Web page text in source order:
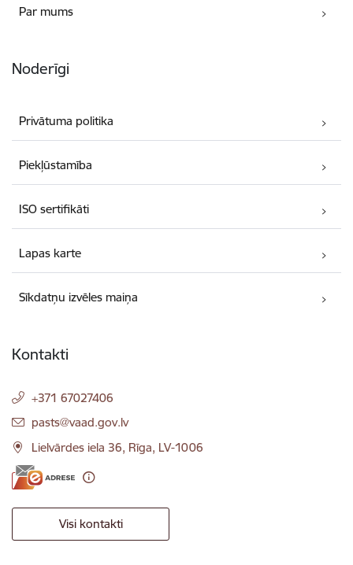
Par mums
Noderīgi
Privātuma politika
Piekļūstamība
ISO sertifikāti
Lapas karte
Sīkdatņu izvēles maiņa
Kontakti
+371 67027406
E-pasts:
pasts@vaad.gov.lv
Lielvārdes iela 36, Rīga, LV-1006
Visi kontakti